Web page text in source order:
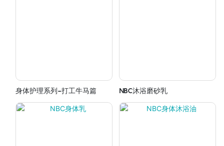
身体护理系列-打工牛马篇 NBC沐浴磨砂乳